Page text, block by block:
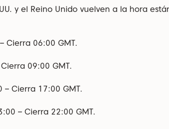
y el Reino Unido vuelven a la hora
Cierra 06:00 GMT.
09:00 GMT.
– Cierra 17:00 GMT.
– Cierra 22:00 GMT.